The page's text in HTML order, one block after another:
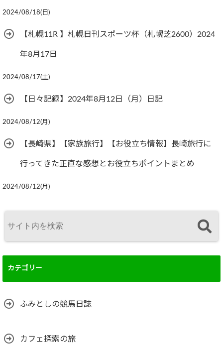
2024/08/18(日)
【札幌11R 】札幌日刊スポーツ杯（札幌芝2600）2024
年8月17日
2024/08/17(土)
【日々記録】2024年8月12日（月）日記
2024/08/12(月)
【長崎県】【家族旅行】【お役立ち情報】長崎旅行に
行ってきた正直な感想とお役立ちポイントまとめ
2024/08/12(月)
カテゴリー
ふみとしの競馬日誌
カフェ探索の旅